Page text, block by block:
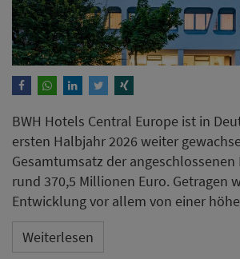
BWH Hotels Central Europe ist in
ersten Halbjahr 2026 weiter
Gesamtumsatz der
rund 370,5 Millionen Euro. Getragen
Entwicklung vor allem von einer
Weiterlesen